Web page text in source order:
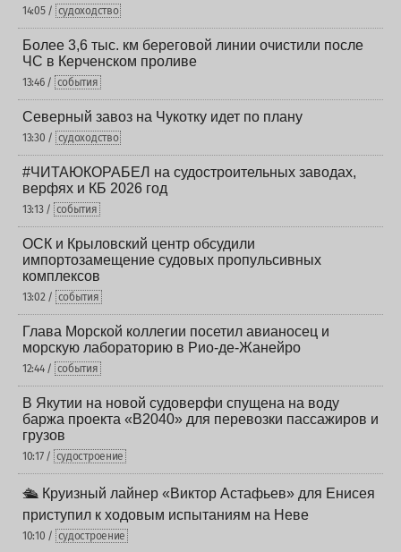
14:05 / судоходство
Более 3,6 тыс. км береговой линии очистили после
ЧС в Керченском проливе
13:46 / события
Северный завоз на Чукотку идет по плану
13:30 / судоходство
#ЧИТАЮКОРАБЕЛ на судостроительных заводах,
верфях и КБ 2026 год
13:13 / события
ОСК и Крыловский центр обсудили
импортозамещение судовых пропульсивных
комплексов
13:02 / события
Глава Морской коллегии посетил авианосец и
морскую лабораторию в Рио-де-Жанейро
12:44 / события
В Якутии на новой судоверфи спущена на воду
баржа проекта «В2040» для перевозки пассажиров и
грузов
10:17 / судостроение
🛳️ Круизный лайнер «Виктор Астафьев» для Енисея
приступил к ходовым испытаниям на Неве
10:10 / судостроение